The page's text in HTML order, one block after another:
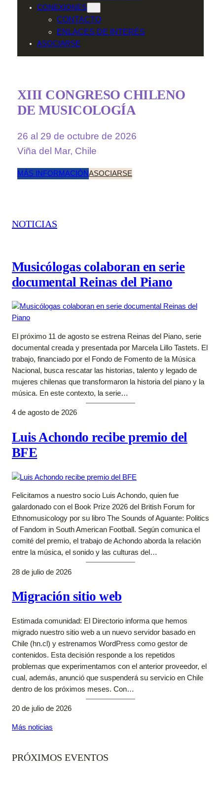
CONEXIONES
CONTACTO
ENLACES DE INTERÉS
ASOCIARSE
XIII CONGRESO CHILENO
DE MUSICOLOGÍA
26 al 29 de octubre de 2026
Viña del Mar, Chile
MÁS INFORMACIÓNASOCIARSE
NOTICIAS
Musicólogas colaboran en serie
documental Reinas del Piano
El próximo 11 de agosto se estrena Reinas del Piano, serie
documental creada y presentada por Marcela Lillo Tastets. El
trabajo, financiado por el Fondo de Fomento de la Música
Nacional, busca rescatar las historias, talento y legado de
mujeres chilenas que transformaron la historia del piano y la
música. En este contexto, la serie…
4 de agosto de 2026
Luis Achondo recibe premio del
BFE
Felicitamos a nuestro socio Luis Achondo, quien fue
galardonado con el Book Prize 2026 del British Forum for
Ethnomusicology por su libro The Sounds of Aguante: Politics
of Fandom in South American Football. Según comunica el
comité del premio, el trabajo de Achondo aborda la relación
entre la música, el sonido y las culturas del…
28 de julio de 2026
Migración sitio web
Estimada comunidad: El Directorio informa que hemos
migrado nuestro sitio web a un nuevo servidor basado en
Chile (hn.cl) y estrenamos WordPress como gestor de
contenidos. Esta decisión responde a los repetidos
problemas que experimentamos con el anterior proveedor, el
cual, además, anunció que suspenderá su servicio en Chile
dentro de los próximos meses. Con…
20 de julio de 2026
Más noticias
PRÓXIMOS EVENTOS